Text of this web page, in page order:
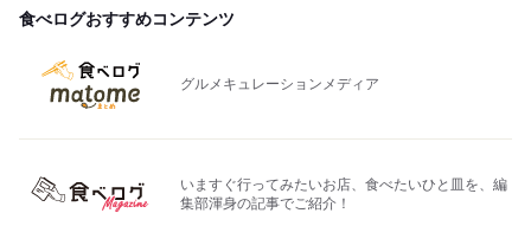
食べログおすすめコンテンツ
グルメキュレーションメディア
いますぐ行ってみたいお店、食べたいひと皿を、編
集部渾身の記事でご紹介！